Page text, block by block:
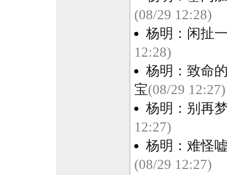
(08/29 12:28)
杨明：闲扯
12:28)
杨明：致命
宝(08/29 12:27)
杨明：别再
12:27)
杨明：难怪
(08/29 12:27)